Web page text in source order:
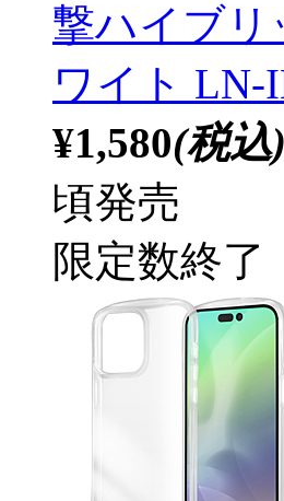
撃ハイブリ
ワイト LN-
¥1,580(税込)
頃発売
限定数終了